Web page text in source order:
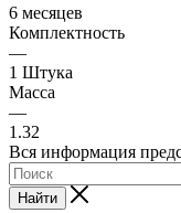
6 месяцев
Комплектность
—
1 Штука
Масса
—
1.32
Вся информация
Найти